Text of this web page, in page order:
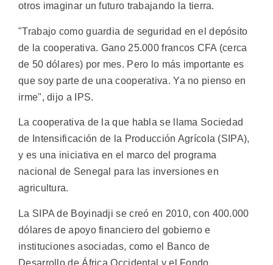
otros imaginar un futuro trabajando la tierra.
"Trabajo como guardia de seguridad en el depósito
de la cooperativa. Gano 25.000 francos CFA (cerca
de 50 dólares) por mes. Pero lo más importante es
que soy parte de una cooperativa. Ya no pienso en
irme", dijo a IPS.
La cooperativa de la que habla se llama Sociedad
de Intensificación de la Producción Agrícola (SIPA),
y es una iniciativa en el marco del programa
nacional de Senegal para las inversiones en
agricultura.
La SIPA de Boyinadji se creó en 2010, con 400.000
dólares de apoyo financiero del gobierno e
instituciones asociadas, como el Banco de
Desarrollo de África Occidental y el Fondo